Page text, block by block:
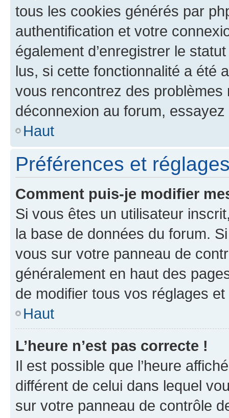
tous les cookies générés par
authentification et votre
également d’enregistrer le
lus, si cette fonctionnalité a été
vous rencontrez des
déconnexion au forum,
Haut
Préférences et
Comment puis-je modifier
Si vous êtes un utilisateur
la base de données du forum.
vous sur votre panneau de
généralement en haut des
de modifier tous vos réglages
Haut
L’heure n’est pas correcte !
Il est possible que l’heure
différent de celui dans lequel
sur votre panneau de contrôle